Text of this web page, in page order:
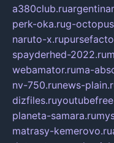
a380club.ru
perk-oka.rug-
naruto-x.ru
spayderhed-2022.ru
webamator.ruma-
nv-750.runews-
dizfiles.ru
planeta-samara.ru
matrasy-kemerovo.ru